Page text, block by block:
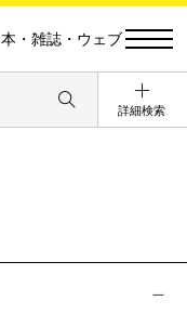
本・雑誌・ウェブ
詳細検索